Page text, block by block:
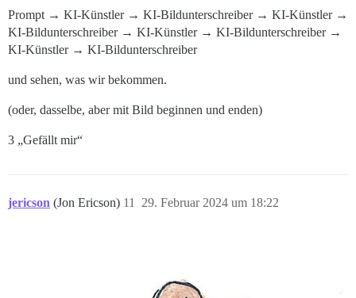
Prompt → KI-Künstler → KI-Bildunterschreiber → KI-Künstler →
KI-Bildunterschreiber → KI-Künstler → KI-Bildunterschreiber →
KI-Künstler → KI-Bildunterschreiber
und sehen, was wir bekommen.
(oder, dasselbe, aber mit Bild beginnen und enden)
3 „Gefällt mir“
jericson (Jon Ericson) 29. Februar 2024 um 18:22
11